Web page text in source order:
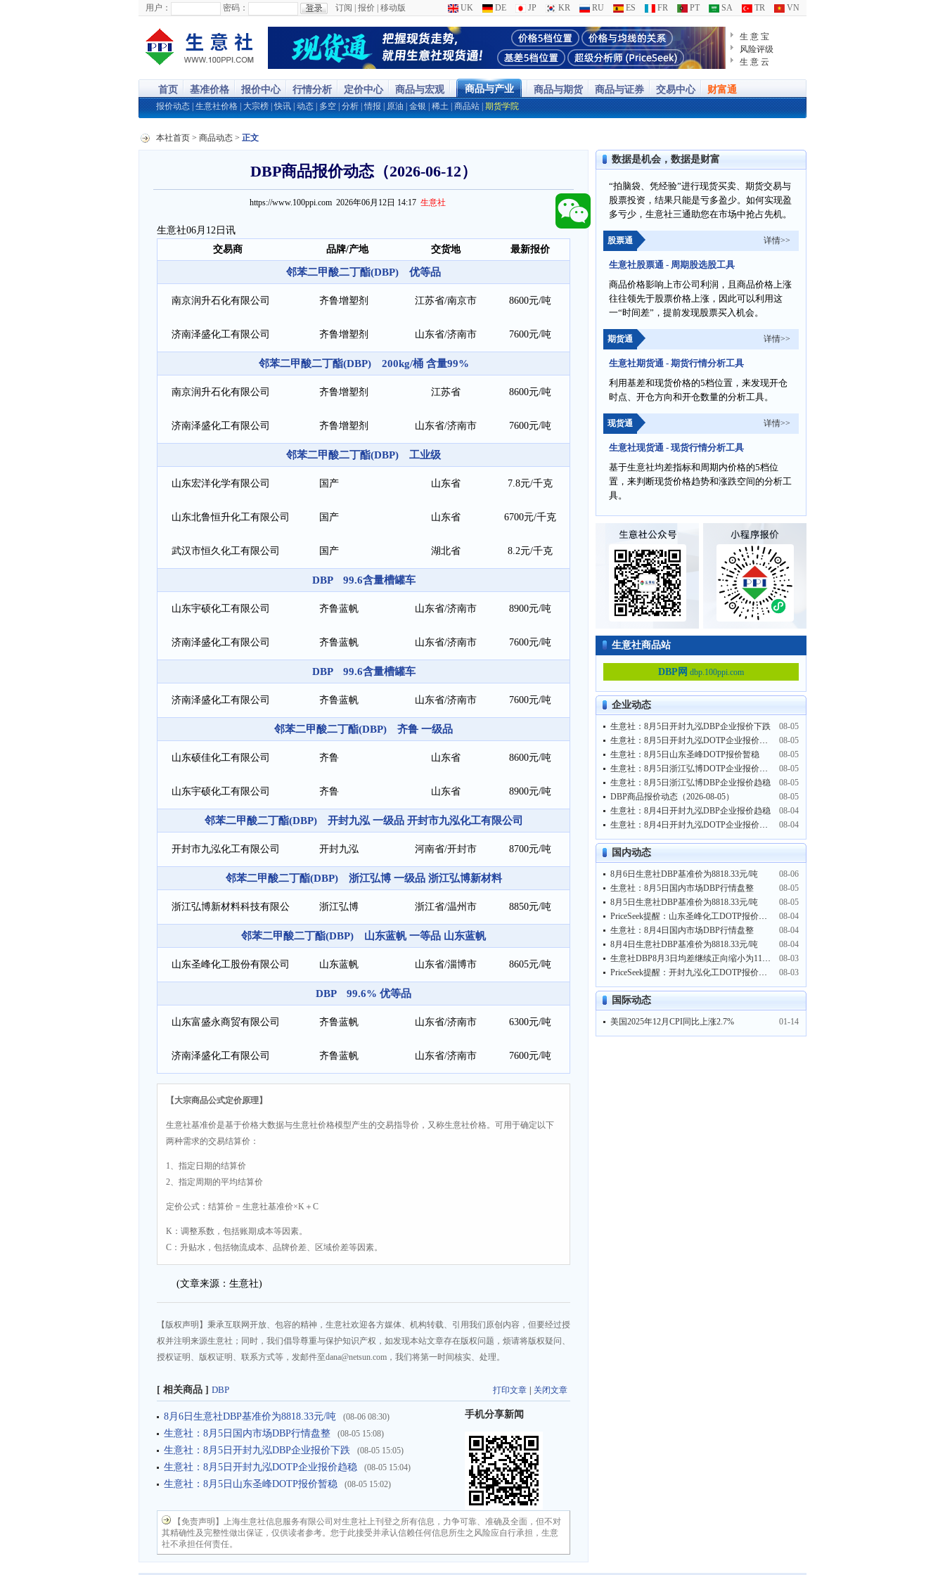
用户： 密码： 订阅 报价 移动版 UK DE JP KR RU ES FR PT SA TR VN
生 意 宝
风险评级
生 意 云
首页 基准价格 报价中心 行情分析 定价中心 商品与宏观 商品与产业 商品与期货 商品与证券 交易中心 财富通
报价动态 生意社价格 大宗榜 |快讯 动态 多空 分析 |情报 原油 金银 稀土 商品站 期货学院
本社首页 > 商品动态 > 正文
DBP商品报价动态（2026-06-12）
https://www.100ppi.com 2026年06月12日 14:17 生意社
生意社06月12日讯
交易商
品牌/产地 交货地 最新报价
邻苯二甲酸二丁酯(DBP) 优等品
南京润升石化有限公司 齐鲁增塑剂 江苏省/南京市 8600元/吨
济南泽盛化工有限公司 齐鲁增塑剂 山东省/济南市 7600元/吨
邻苯二甲酸二丁酯(DBP) 200kg/桶 含量99%
南京润升石化有限公司 齐鲁增塑剂 江苏省 8600元/吨
济南泽盛化工有限公司 齐鲁增塑剂 山东省/济南市 7600元/吨
邻苯二甲酸二丁酯(DBP) 工业级
山东宏洋化学有限公司 国产 山东省 7.8元/千克
山东北鲁恒升化工有限公司 国产 山东省 6700元/千克
武汉市恒久化工有限公司 国产 湖北省 8.2元/千克
DBP 99.6含量槽罐车
山东宇硕化工有限公司 齐鲁蓝帆 山东省/济南市 8900元/吨
济南泽盛化工有限公司 齐鲁蓝帆 山东省/济南市 7600元/吨
DBP 99.6含量槽罐车
济南泽盛化工有限公司 齐鲁蓝帆 山东省/济南市 7600元/吨
邻苯二甲酸二丁酯(DBP) 齐鲁 一级品
山东硕佳化工有限公司 齐鲁 山东省 8600元/吨
山东宇硕化工有限公司 齐鲁 山东省 8900元/吨
邻苯二甲酸二丁酯(DBP) 开封九泓 一级品 开封市九泓化工有限公司
开封市九泓化工有限公司 开封九泓 河南省/开封市 8700元/吨
邻苯二甲酸二丁酯(DBP) 浙江弘博 一级品 浙江弘博新材料
浙江弘博新材料科技有限公 浙江弘博 浙江省/温州市 8850元/吨
邻苯二甲酸二丁酯(DBP) 山东蓝帆 一等品 山东蓝帆
山东圣峰化工股份有限公司 山东蓝帆 山东省/淄博市 8605元/吨
DBP 99.6% 优等品
山东富盛永商贸有限公司 齐鲁蓝帆 山东省/济南市 6300元/吨
济南泽盛化工有限公司 齐鲁蓝帆 山东省/济南市 7600元/吨
【大宗商品公式定价原理】
生意社基准价是基于价格大数据与生意社价格模型产生的交易指导价，又称生意社价格。可用于确定以下
两种需求的交易结算价：
1、指定日期的结算价
2、指定周期的平均结算价
定价公式：结算价 = 生意社基准价×K＋C
K：调整系数，包括账期成本等因素。
C：升贴水，包括物流成本、品牌价差、区域价差等因素。
(文章来源：生意社)
【版权声明】秉承互联网开放、包容的精神，生意社欢迎各方媒体、机构转载、引用我们原创内容，但要经过授
权并注明来源生意社；同时，我们倡导尊重与保护知识产权，如发现本站文章存在版权问题，烦请将版权疑问、
授权证明、版权证明、联系方式等，发邮件至dana@netsun.com，我们将第一时间核实、处理。
打印文章 关闭文章
[ 相关商品 ] DBP
8月6日生意社DBP基准价为8818.33元/吨 (08-06 08:30)
生意社：8月5日国内市场DBP行情盘整 (08-05 15:08)
生意社：8月5日开封九泓DBP企业报价下跌 (08-05 15:05)
生意社：8月5日开封九泓DOTP企业报价趋稳 (08-05 15:04)
生意社：8月5日山东圣峰DOTP报价暂稳 (08-05 15:02)
手机分享新闻
【免责声明】上海生意社信息服务有限公司对生意社上刊登之所有信息，力争可靠、准确及全面，但不对
其精确性及完整性做出保证，仅供读者参考。您于此接受并承认信赖任何信息所生之风险应自行承担，生意
社不承担任何责任。
数据是机会，数据是财富
“拍脑袋、凭经验”进行现货买卖、期货交易与
股票投资，结果只能是亏多盈少。如何实现盈
多亏少，生意社三通助您在市场中抢占先机。
股票通 详情>>
生意社股票通 - 周期股选股工具
商品价格影响上市公司利润，且商品价格上涨
往往领先于股票价格上涨，因此可以利用这
一“时间差”，提前发现股票买入机会。
期货通 详情>>
生意社期货通 - 期货行情分析工具
利用基差和现货价格的5档位置，来发现开仓
时点、开仓方向和开仓数量的分析工具。
现货通 详情>>
生意社现货通 - 现货行情分析工具
基于生意社均差指标和周期内价格的5档位
置，来判断现货价格趋势和涨跌空间的分析工
具。
生意社商品站
DBP网 dbp.100ppi.com
企业动态
生意社：8月5日开封九泓DBP企业报价下跌
08-05
生意社：8月5日开封九泓DOTP企业报价趋稳
08-05
生意社：8月5日山东圣峰DOTP报价暂稳
08-05
生意社：8月5日浙江弘博DOTP企业报价趋稳
08-05
生意社：8月5日浙江弘博DBP企业报价趋稳
08-05
DBP商品报价动态（2026-08-05）
08-05
生意社：8月4日开封九泓DBP企业报价趋稳
08-04
生意社：8月4日开封九泓DOTP企业报价趋稳
08-04
国内动态
8月6日生意社DBP基准价为8818.33元/吨
08-06
生意社：8月5日国内市场DBP行情盘整
08-05
8月5日生意社DBP基准价为8818.33元/吨
08-05
PriceSeek提醒：山东圣峰化工DOTP报价上调100元/吨
08-04
生意社：8月4日国内市场DBP行情盘整
08-04
8月4日生意社DBP基准价为8818.33元/吨
08-04
生意社DBP8月3日均差继续正向缩小为115.00元/吨
08-03
PriceSeek提醒：开封九泓化工DOTP报价下调100元/吨
08-03
国际动态
美国2025年12月CPI同比上涨2.7% 01-14